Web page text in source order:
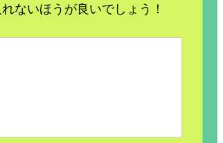
ないほうが良いでしょう！